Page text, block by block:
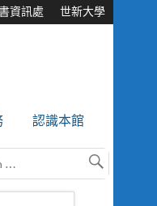
資訊處 世新大學
認識本館